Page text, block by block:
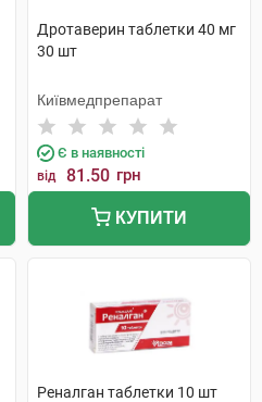
Дротаверин таблетки 40 мг
30 шт
Київмедпрепарат
Є в наявності
від 81.50 грн
КУПИТИ
Реналган таблетки 10 шт